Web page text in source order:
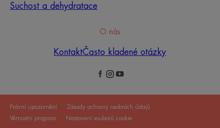
Suchost a dehydratace
O nás
KontaktČasto kladené otázky
Právní upozornění
Zásady ochrany osobních údajů
Věrnostní program
Nastavení souborů cookie